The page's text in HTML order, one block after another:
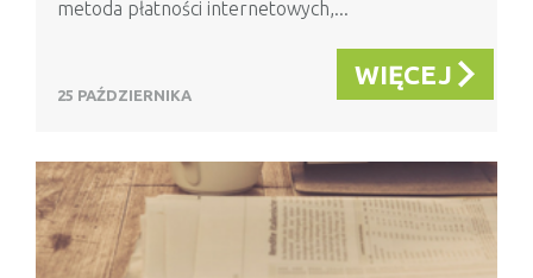
metoda płatności internetowych,...
25 PAŹDZIERNIKA
WIĘCEJ